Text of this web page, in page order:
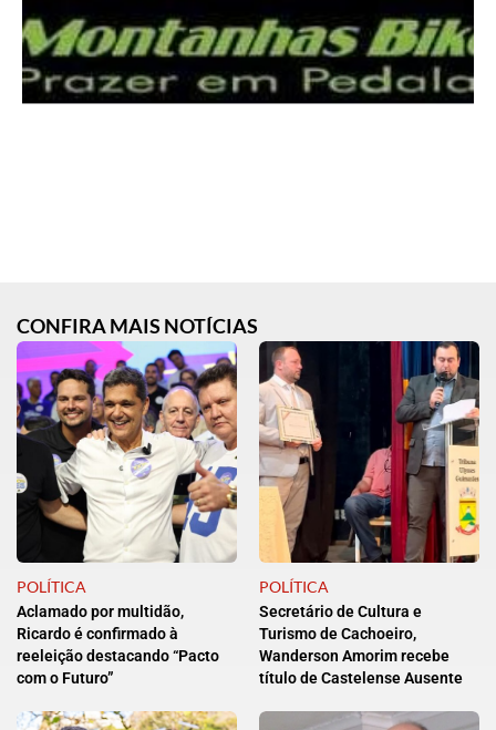
CONFIRA MAIS NOTÍCIAS
POLÍTICA
Aclamado por multidão,
Ricardo é confirmado à
reeleição destacando “Pacto
com o Futuro”
POLÍTICA
Secretário de Cultura e
Turismo de Cachoeiro,
Wanderson Amorim recebe
título de Castelense Ausente